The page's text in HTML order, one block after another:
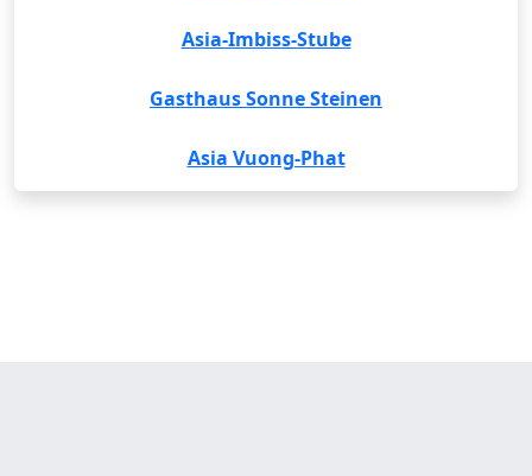
Asia-Imbiss-Stube
Gasthaus Sonne Steinen
Asia Vuong-Phat